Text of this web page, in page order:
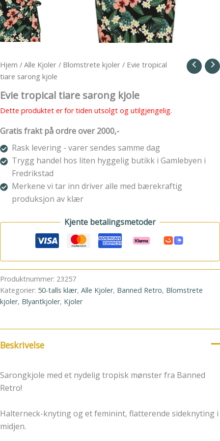
Hjem / Alle Kjoler / Blomstrete kjoler / Evie tropical
tiare sarong kjole
Evie tropical tiare sarong kjole
Dette produktet er for tiden utsolgt og utilgjengelig.
Gratis frakt på ordre over 2000,-
Rask levering - varer sendes samme dag
Trygg handel hos liten hyggelig butikk i Gamlebyen i
Fredrikstad
Merkene vi tar inn driver alle med bærekraftig
produksjon av klær
Kjente betalingsmetoder
Produktnummer: 23257
Kategorier: 50-talls klær, Alle Kjoler, Banned Retro, Blomstrete
kjoler, Blyantkjoler, Kjoler
Beskrivelse
Sarongkjole med et nydelig tropisk mønster fra Banned
Retro!
Halterneck-knyting og et feminint, flatterende sideknyting i
midjen.